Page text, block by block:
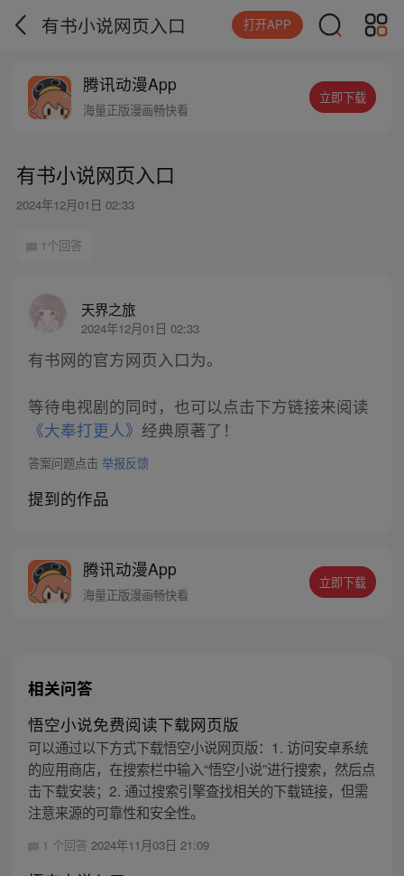
有书小说网页入口 打开APP
腾讯动漫App
海量正版漫画畅快看
立即下载
有书小说网页入口
2024年12月01日 02:33
1个回答
天界之旅
2024年12月01日 02:33
有书网的官方网页入口为。
等待电视剧的同时，也可以点击下方链接来阅读
《大奉打更人》 经典原著了！
答案问题点击 举报反馈
提到的作品
腾讯动漫App
海量正版漫画畅快看
立即下载
相关问答
悟空小说免费阅读下载网页版
可以通过以下方式下载悟空小说网页版：1. 访问安卓系统
的应用商店，在搜索栏中输入“悟空小说”进行搜索，然后点
击下载安装；2. 通过搜索引擎查找相关的下载链接，但需
注意来源的可靠性和安全性。
1 个回答 2024年11月03日 21:09